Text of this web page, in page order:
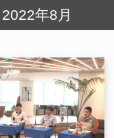
年8月